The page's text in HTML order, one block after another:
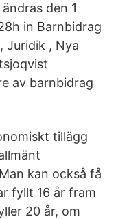
den 1
in Barnbidrag
Juridik , Nya
av barnbidrag
tillägg
kan också få
fyllt 16 år fram
20 år, om